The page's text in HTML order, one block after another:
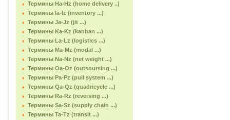
Термины Ha-Hz (home delivery ..)
Термины Ia-Iz (inventory ...)
Термины Ja-Jz (jit ...)
Термины Ka-Kz (kanban ...)
Термины La-Lz (logistics ...)
Термины Ma-Mz (modal ...)
Термины Na-Nz (net weight ...)
Термины Oa-Oz (outsoursing ...)
Термины Pa-Pz (pull system ...)
Термины Qa-Qz (quadricycle ...)
Термины Ra-Rz (reversing ...)
Термины Sa-Sz (supply chain ...)
Термины Ta-Tz (transit ...)